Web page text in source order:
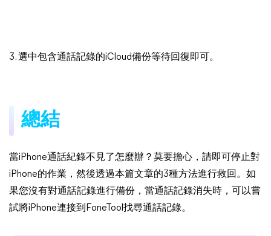
3. 選中包含通話記錄的iCloud備份等待回復即可。
總結
當iPhone通話紀錄不見了怎麼辦？莫要擔心，請即可停止對
iPhone的作業，然後透過本篇文章的3種方法進行救回。如
果您沒有對通話記錄進行備份，當通話記錄消失時，可以嘗
試將iPhone連接到FoneTool找尋通話記錄。